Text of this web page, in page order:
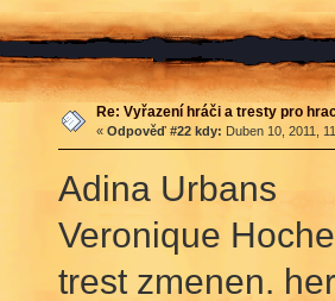
Re: Vyřazení hráči a tresty pro
« Odpověď #22 kdy: Duben 10, 2011,
Adina Urbans
Veronique
trest zmenen.